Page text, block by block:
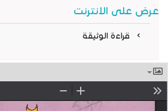
عرض على الانترنت
قراءة الوثيقة